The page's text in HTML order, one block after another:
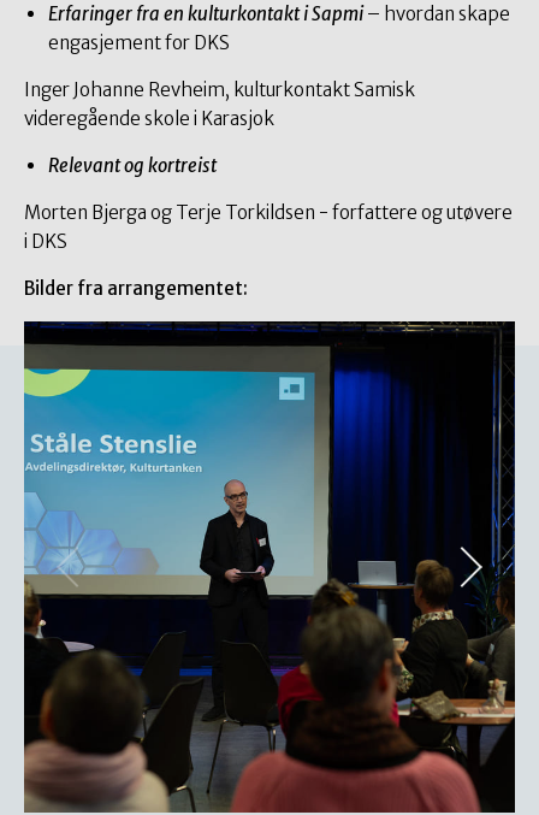
Erfaringer fra en kulturkontakt i Sapmi– hvordan skape
engasjement for DKS
Inger Johanne Revheim, kulturkontakt Samisk
videregående skole i Karasjok
Relevant og kortreist
Morten Bjerga og Terje Torkildsen - forfattere og utøvere
i DKS
Bilder fra arrangementet: